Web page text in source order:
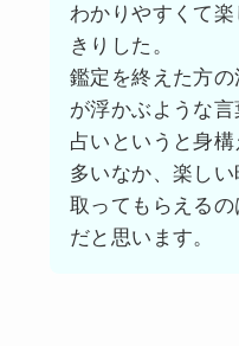
わかりやすくて
きりした。
鑑定を終えた方
が浮かぶような言
占いというと身
多いなか、楽し
取ってもらえる
だと思います。